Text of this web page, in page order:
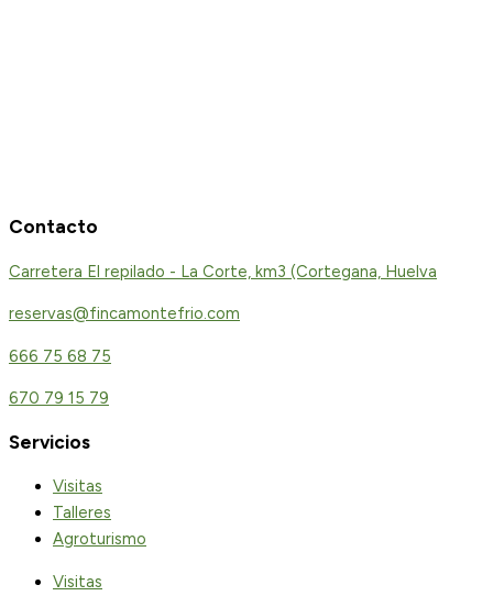
Contacto
Carretera El repilado - La Corte, km3 (Cortegana, Huelva
reservas@fincamontefrio.com
666 75 68 75
670 79 15 79
Servicios
Visitas
Talleres
Agroturismo
Visitas